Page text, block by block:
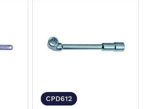
CPD612